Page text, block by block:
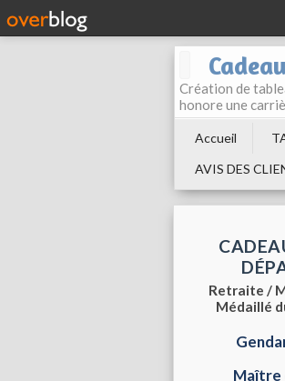
Création de
honore une
Accueil
AVIS DES
Retraite /
Médaillé
Maître